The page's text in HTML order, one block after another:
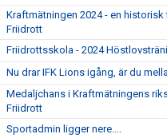
Kraftmätningen 2024 - en
Friidrott
Friidrottsskola - 2024
Nu drar IFK Lions igång, är du
Medaljchans i Kraftmätningens
Friidrott
Sportadmin ligger nere....